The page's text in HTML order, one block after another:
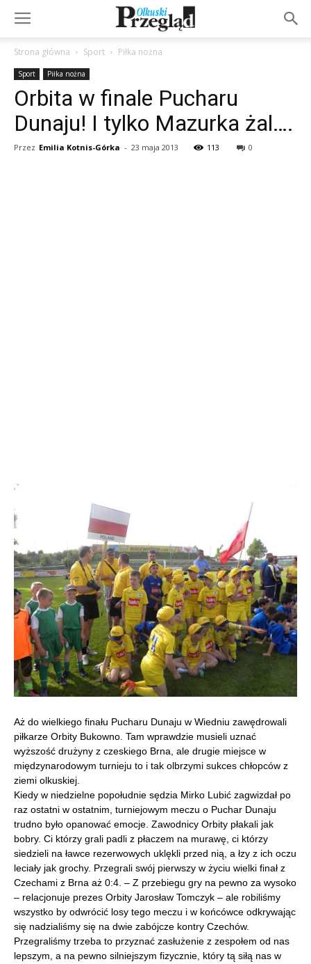
Strona główna Sport Piłka nożna
Sport Piłka nożna
Orbita w finale Pucharu
Dunaju! I tylko Mazurka żal….
Przez Emilia Kotnis-Górka - 23 maja 2013 113 0
Aż do wielkiego finału Pucharu Dunaju w Wiedniu zawędrowali
piłkarze Orbity Bukowno. Tam wprawdzie musieli uznać
wyższość drużyny z czeskiego Brna, ale drugie miejsce w
międzynarodowym turnieju to i tak olbrzymi sukces chłopców z
ziemi olkuskiej.
Kiedy w niedzielne popołudnie sędzia Mirko Lubić zagwizdał po
raz ostatni w ostatnim, turniejowym meczu o Puchar Dunaju
trudno było opanować emocje. Zawodnicy Orbity płakali jak
bobry. Ci którzy grali padli z płaczem na murawę, ci którzy
siedzieli na ławce rezerwowych uklękli przed nią, a łzy z ich oczu
leciały jak grochy. Przegrali swój pierwszy w życiu wielki finał z
Czechami z Brna aż 0:4. – Z przebiegu gry na pewno za wysoko
– relacjonuje prezes Orbity Jarosław Tomczyk – ale robiliśmy
wszystko by odwrócić losy tego meczu i w końcówce odkrywając
się nadzialiśmy się na dwie zabójcze kontry Czechów.
Przegraliśmy trzeba to przyznać zasłużenie z zespołem od nas
lepszym, a na pewno silniejszym fizycznie, który tą siłą nas w